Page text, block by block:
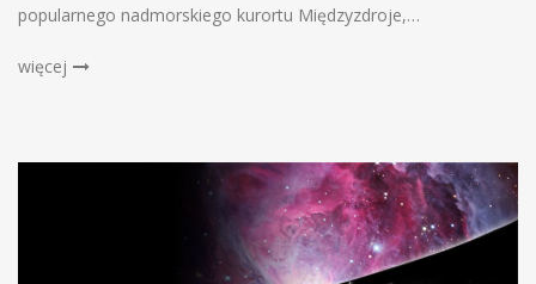
popularnego nadmorskiego kurortu Międzyzdroje,…
więcej